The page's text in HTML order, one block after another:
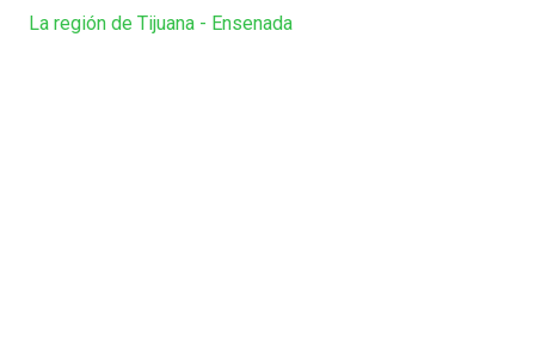
La región de Tijuana - Ensenada